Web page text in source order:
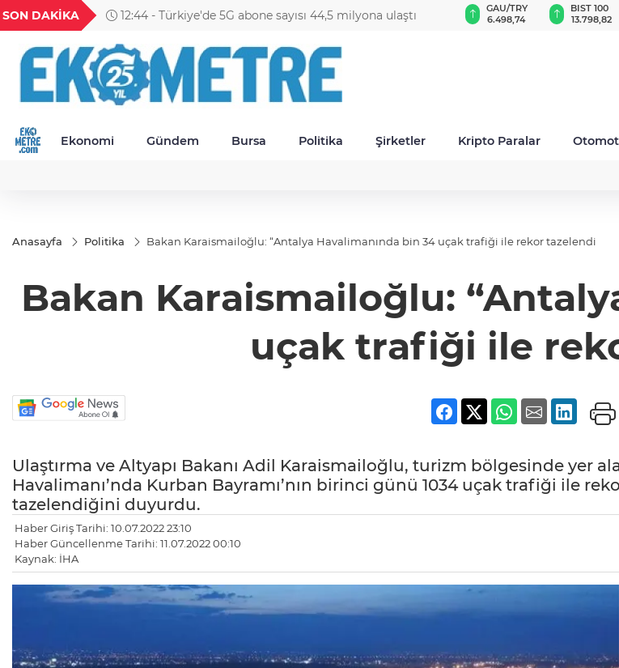
SON DAKİKA 11:09 - BNP Paribas Cardif Türkiye'de üst düzey atama
18,2072
TND
16,2386
BGN
28,0626
VND
0,0018
6.498,74
BIST 100
13.798,82
USD
47,6117
Ekonomi Gündem Bursa Politika Şirketler Kripto Paralar
Anasayfa Politika Bakan Karaismailoğlu: “Antalya Havalimanında bin 34 uçak trafiği ile rekor tazelendi
Bakan Karaismailoğlu:
uçak trafiği ile
Ulaştırma ve Altyapı Bakanı Adil Karaismailoğlu, turizm bölgesinde yer
Havalimanı’nda Kurban Bayramı’nın birinci günü 1034 uçak trafiği ile
tazelendiğini duyurdu.
Haber Giriş Tarihi: 10.07.2022 23:10
Haber Güncellenme Tarihi: 11.07.2022 00:10
Kaynak: İHA